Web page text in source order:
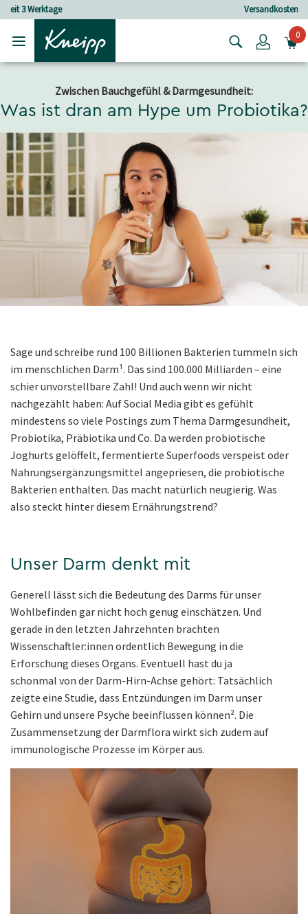
Skip to main content
Skip to footer content
Login0
Zwischen Bauchgefühl & Darmgesundheit:
Was ist dran am Hype um Probiotika?
Sage und schreibe rund 100 Billionen Bakterien tummeln sich
im menschlichen Darm­¹. Das sind 100.000 Milliarden – eine
schier unvorstellbare Zahl! Und auch wenn wir nicht
nachgezählt haben: Auf Social Media gibt es gefühlt
mindestens so viele Postings zum Thema Darmgesundheit,
Probiotika, Präbiotika und Co. Da werden probiotische
Joghurts gelöffelt, fermentierte Superfoods verspeist oder
Nahrungsergänzungsmittel angepriesen, die probiotische
Bakterien enthalten. Das macht natürlich neugierig. Was
also steckt hinter diesem Ernährungstrend?
Unser Darm denkt mit
Generell lässt sich die Bedeutung des Darms für unser
Wohlbefinden gar nicht hoch genug einschätzen. Und
gerade in den letzten Jahrzehnten brachten
Wissenschaftler:innen ordentlich Bewegung in die
Erforschung dieses Organs. Eventuell hast du ja
schonmal von der Darm-Hirn-Achse gehört: Tatsächlich
zeigte eine Studie, dass Entzündungen im Darm unser
Gehirn und unsere Psyche beeinflussen können². Die
Zusammensetzung der Darmflora wirkt sich zudem auf
immunologische Prozesse im Körper aus.